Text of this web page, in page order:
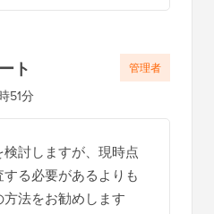
ト
51分
討しますが、現時点
る必要があるよりも
法をお勧めします
管理者